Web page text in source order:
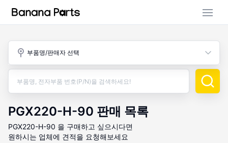
부품명/판매자 선택
PGX220-H-90 판매 목록
PGX220-H-90 을 구매하고 싶으시다면
원하시는 업체에 견적을 요청해보세요